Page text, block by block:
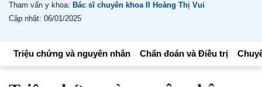
Tham vấn y khoa: Bác sĩ chuyên khoa II Hoàng Thị Vui
Cập nhật: 06/01/2025
Triệu chứng và nguyên nhân Chẩn đoán và Điều trị